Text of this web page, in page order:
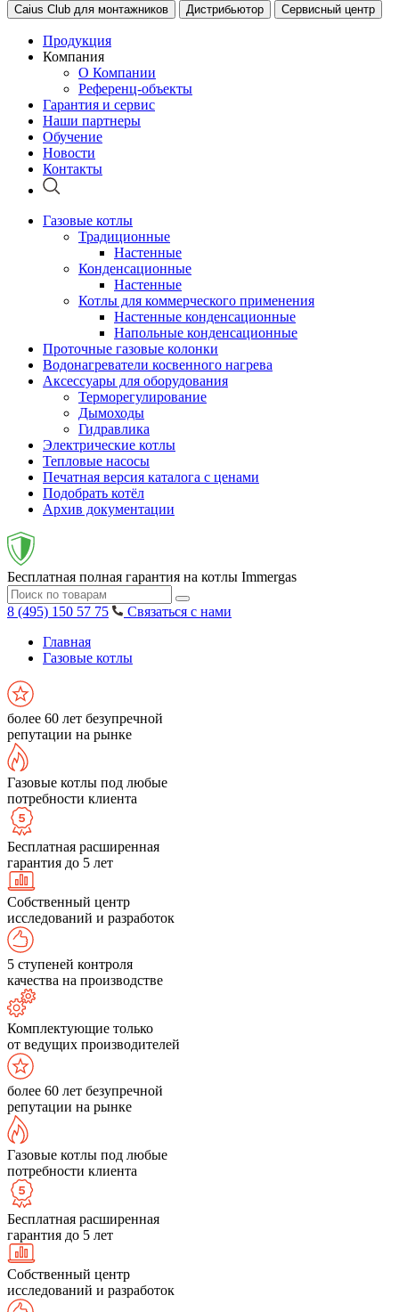
Caius Club для монтажников Дистрибьютор Сервисный центр
Продукция
Компания
О Компании
Референц-объекты
Гарантия и сервис
Наши партнеры
Обучение
Новости
Контакты
Газовые котлы
Традиционные
Настенные
Конденсационные
Настенные
Котлы для коммерческого применения
Настенные конденсационные
Напольные конденсационные
Проточные газовые колонки
Водонагреватели косвенного нагрева
Аксессуары для оборудования
Терморегулирование
Дымоходы
Гидравлика
Электрические котлы
Тепловые насосы
Печатная версия каталога с ценами
Подобрать котёл
Архив документации
Бесплатная полная гарантия на котлы Immergas
8 (495) 150 57 75
Связаться с нами
Главная
Газовые котлы
более 60 лет безупречной
репутации на рынке
Газовые котлы под любые
потребности клиента
Бесплатная расширенная
гарантия до 5 лет
Собственный центр
исследований и разработок
5 ступеней контроля
качества на производстве
Комплектующие только
от ведущих производителей
более 60 лет безупречной
репутации на рынке
Газовые котлы под любые
потребности клиента
Бесплатная расширенная
гарантия до 5 лет
Собственный центр
исследований и разработок